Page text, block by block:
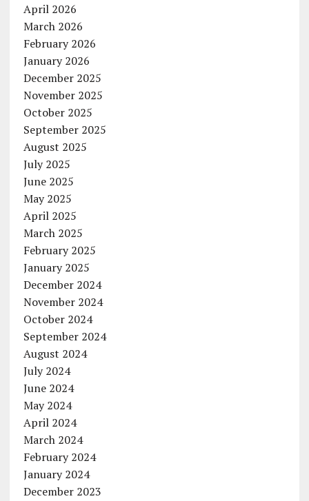
April 2026
March 2026
February 2026
January 2026
December 2025
November 2025
October 2025
September 2025
August 2025
July 2025
June 2025
May 2025
April 2025
March 2025
February 2025
January 2025
December 2024
November 2024
October 2024
September 2024
August 2024
July 2024
June 2024
May 2024
April 2024
March 2024
February 2024
January 2024
December 2023